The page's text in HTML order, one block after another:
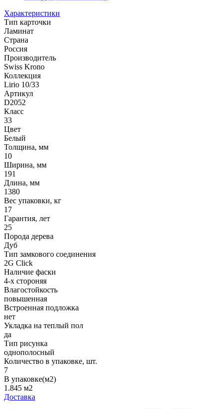
Характеристики
Тип карточки
Ламинат
Страна
Россия
Производитель
Swiss Krono
Коллекция
Lirio 10/33
Артикул
D2052
Класс
33
Цвет
Белый
Толщина, мм
10
Ширина, мм
191
Длина, мм
1380
Вес упаковки, кг
17
Гарантия, лет
25
Порода дерева
Дуб
Тип замкового соединения
2G Click
Наличие фаски
4-х стороняя
Влагостойкость
повышенная
Встроенная подложка
нет
Укладка на теплый пол
да
Тип рисунка
однополосный
Количество в упаковке, шт.
7
В упаковке(м2)
1.845 м2
Доставка